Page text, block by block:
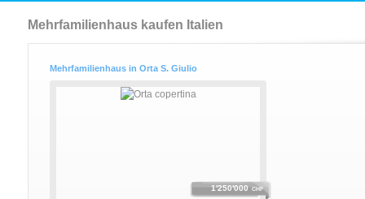
Mehrfamilienhaus kaufen Italien
Mehrfamilienhaus in Orta S. Giulio
1'250'000 CHF